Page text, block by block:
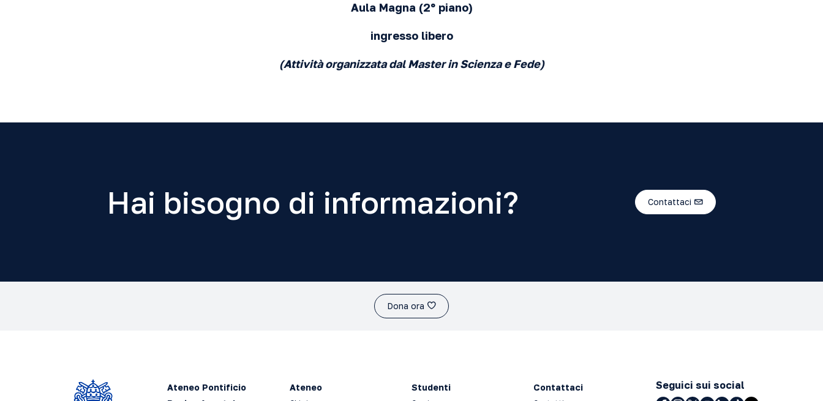
Aula Magna (2º piano)
ingresso libero
(Attività organizzata dal Master in Scienza e Fede)
Hai bisogno di informazioni? Contattaci
Dona ora
Ateneo Pontificio
Ateneo Studenti Contattaci Seguici sui social